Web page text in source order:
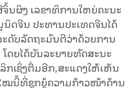
ຜິງ ເລຂາທິການໃຫຍ່ຄະນະ
ດຈີນ ປະທານປະເທດຈີນໄດ້
ດັບລັດຖະມົນຕີວ່າດ້ວຍການ
ດຍໄດ້ບັນລະຍາຍທັດສະນະ
ກເຊິ່ງຕື່ມອີກ,ສະແດງໃຫ້ເຫັນ
ໝນີ້ທີ່ຊຸກຍູ້ຄວາມກ້າວໜ້າດ້ານ